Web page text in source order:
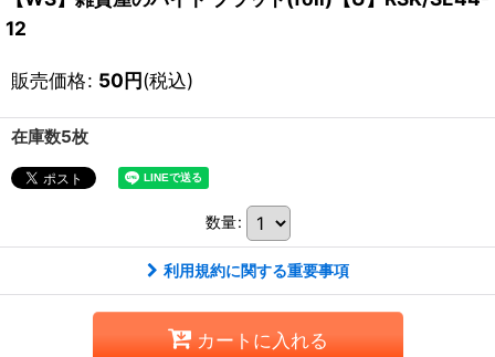
12
販売価格: 50円(税込)
在庫数5枚
数量:
利用規約に関する重要事項
カートに入れる